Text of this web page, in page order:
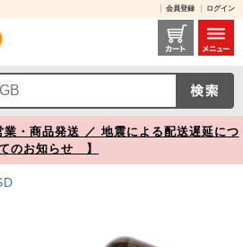
会員登録 ログイン
【メモリダイレクト】
・商品発送 ／ 地震による配送遅延につ
のお知らせ 】